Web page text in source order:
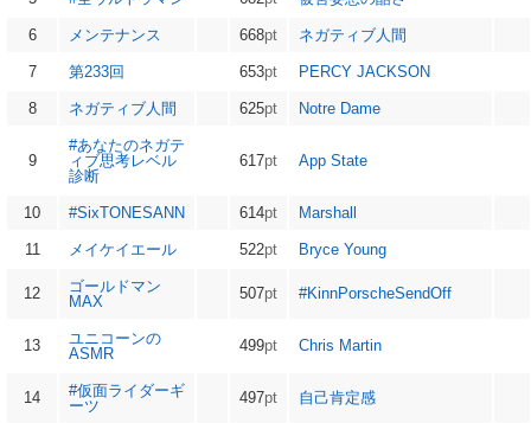
6 メンテナンス 668pt ネガティブ人間
7 第233回 653pt PERCY JACKSON
8 ネガティブ人間 625pt Notre Dame
9
#あなたのネガテ
ィブ思考レベル
診断
617pt App State
10 #SixTONESANN 614pt Marshall
11 メイケイエール 522pt Bryce Young
12
ゴールドマン
MAX
507pt #KinnPorscheSendOff
13
ユニコーンの
ASMR
499pt Chris Martin
14
#仮面ライダーギ
ーツ
497pt 自己肯定感